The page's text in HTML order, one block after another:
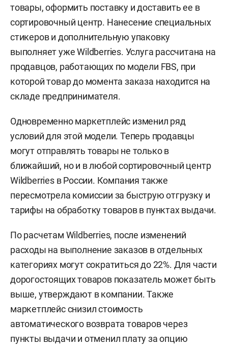
товары, оформить поставку и доставить ее в
сортировочный центр. Нанесение специальных
стикеров и дополнительную упаковку
выполняет уже Wildberries. Услуга рассчитана на
продавцов, работающих по модели FBS, при
которой товар до момента заказа находится на
складе предпринимателя.
Одновременно маркетплейс изменил ряд
условий для этой модели. Теперь продавцы
могут отправлять товары не только в
ближайший, но и в любой сортировочный центр
Wildberries в России. Компания также
пересмотрела комиссии за быструю отгрузку и
тарифы на обработку товаров в пунктах выдачи.
По расчетам Wildberries, после изменений
расходы на выполнение заказов в отдельных
категориях могут сократиться до 22%. Для части
дорогостоящих товаров показатель может быть
выше, утверждают в компании. Также
маркетплейс снизил стоимость
автоматического возврата товаров через
пункты выдачи и отменил плату за опцию